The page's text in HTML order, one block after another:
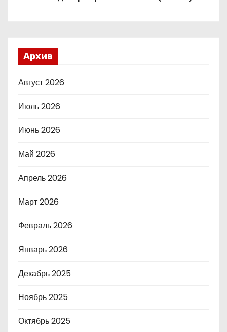
Архив
Август 2026
Июль 2026
Июнь 2026
Май 2026
Апрель 2026
Март 2026
Февраль 2026
Январь 2026
Декабрь 2025
Ноябрь 2025
Октябрь 2025